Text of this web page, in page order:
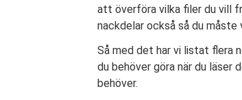
att överföra vilka filer du vill
nackdelar också så du måste
Så med det har vi listat flera
du behöver göra när du läser
behöver.